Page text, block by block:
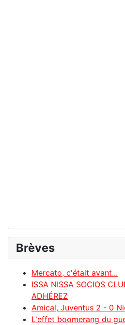
Brèves
Mercato, c'était avant...
ISSA NISSA SOCIOS
ADHÉREZ
Amical, Juventus 2 - 0
L'effet boomerang du